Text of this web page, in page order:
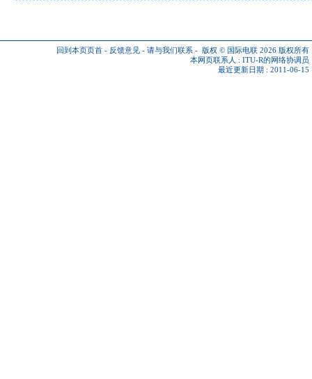
回到本页页首 - 反馈意见 - 请与我们联系 - 版权 © 国际电联 2026 版权所有
本网页联系人 : ITU-R的网络协调员
最近更新日期 : 2011-06-15